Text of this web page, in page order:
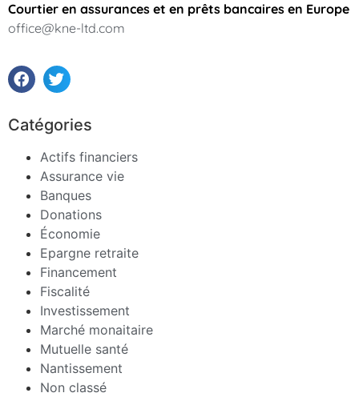
Courtier en assurances et en prêts bancaires en Europe
office@kne-ltd.com
Catégories
Actifs financiers
Assurance vie
Banques
Donations
Économie
Epargne retraite
Financement
Fiscalité
Investissement
Marché monaitaire
Mutuelle santé
Nantissement
Non classé